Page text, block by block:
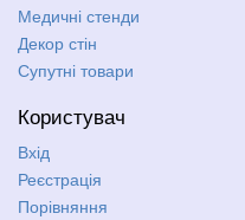
Медичні стенди
Декор стін
Супутні товари
Користувач
Вхід
Реєстрація
Порівняння